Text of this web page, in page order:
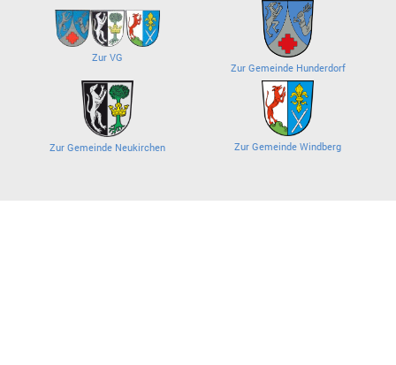
Zur VG
Zur Gemeinde Hunderdorf
Zur Gemeinde Neukirchen Zur Gemeinde Windberg